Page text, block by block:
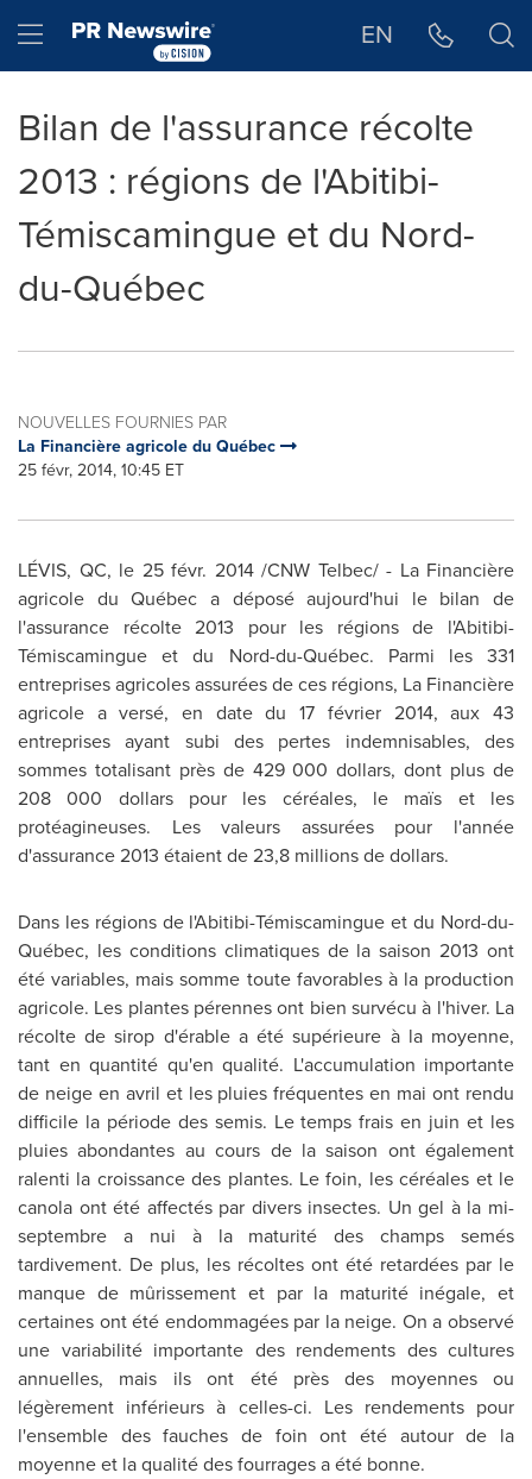
Hamburger menu EN
Bilan de l'assurance récolte
2013 : régions de l'Abitibi-
Témiscamingue et du Nord-
du-Québec
NOUVELLES FOURNIES PAR
La Financière agricole du Québec
25 févr, 2014, 10:45 ET
LÉVIS, QC, le 25 févr. 2014 /CNW Telbec/ - La Financière
agricole du Québec a déposé aujourd'hui le bilan de
l'assurance récolte 2013 pour les régions de l'Abitibi-
Témiscamingue et du Nord-du-Québec. Parmi les 331
entreprises agricoles assurées de ces régions, La Financière
agricole a versé, en date du 17 février 2014, aux 43
entreprises ayant subi des pertes indemnisables, des
sommes totalisant près de 429000 dollars, dont plus de
208000 dollarspour les céréales, le maïs et les
protéagineuses. Les valeurs assurées pour l'année
d'assurance 2013 étaient de 23,8 millions de dollars.
Dans les régions de l'Abitibi-Témiscamingue et du Nord-du-
Québec, les conditions climatiques de la saison 2013 ont
été variables, mais somme toute favorables à la production
agricole. Les plantes pérennes ont bien survécu à l'hiver. La
récolte de sirop d'érable a été supérieure à la moyenne,
tant en quantité qu'en qualité. L'accumulation importante
de neige en avril et les pluies fréquentes en mai ont rendu
difficile la période des semis. Le temps frais en juin et les
pluies abondantes au cours de la saison ont également
ralenti la croissance des plantes. Le foin, les céréales et le
canola ont été affectés par divers insectes. Un gel à la mi-
septembre a nui à la maturité des champs semés
tardivement. De plus, les récoltes ont été retardées par le
manque de mûrissement et par la maturité inégale, et
certaines ont été endommagées par la neige. On a observé
une variabilité importante des rendements des cultures
annuelles, mais ils ont été près des moyennes ou
légèrement inférieurs à celles-ci. Les rendements pour
l'ensemble des fauches de foin ont été autour de la
moyenne et la qualité des fourrages a été bonne.